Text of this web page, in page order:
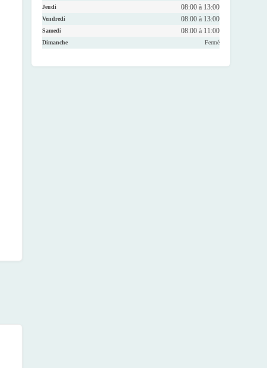
Jeudi 08:00 à 13:00
Vendredi 08:00 à 13:00
Samedi 08:00 à 11:00
Dimanche Fermé